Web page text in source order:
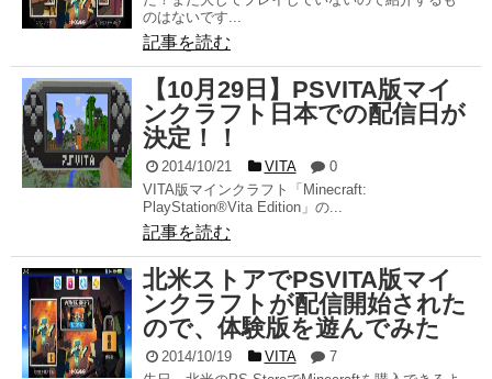
のはないです...
記事を読む
【10月29日】PSVITA版マイ
ンクラフト日本での配信日が
決定！！
2014/10/21 VITA
0
VITA版マインクラフト「Minecraft:
PlayStation®Vita Edition」の...
記事を読む
北米ストアでPSVITA版マイ
ンクラフトが配信開始された
ので、体験版を遊んでみた
2014/10/19 VITA
7